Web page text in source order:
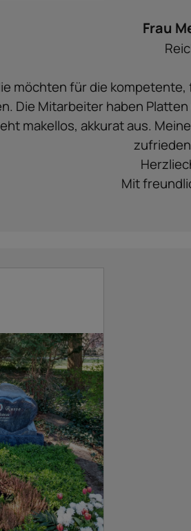
Frau
möchten für die
Die Mitarbeiter haben
makellos, akkurat aus.
Mit